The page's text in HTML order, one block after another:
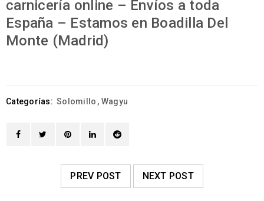
carnicería online – Envíos a toda
España – Estamos en Boadilla Del
Monte (Madrid)
Categorías: Solomillo , Wagyu
PREV POST NEXT POST